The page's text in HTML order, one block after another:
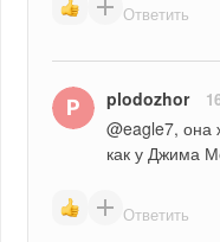
Ответить
plodozhor
@eagle7, она
как у Джима
Ответить